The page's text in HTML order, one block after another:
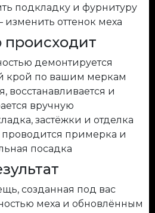
подкладку и фурнитуру
оттенок меха
происходит
демонтируется
крой по вашим меркам
восстанавливается и
вручную
застёжки и отделка
проводится примерка и
посадка
созданная под вас
меха и обновлённым